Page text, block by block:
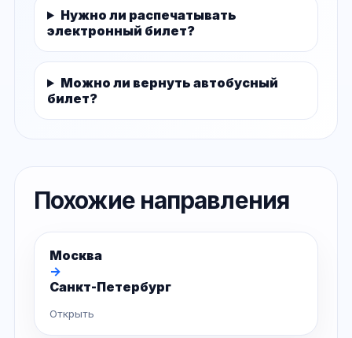
Нужно ли распечатывать
электронный билет?
Можно ли вернуть автобусный
билет?
Похожие направления
Москва
→
Санкт-Петербург
Открыть